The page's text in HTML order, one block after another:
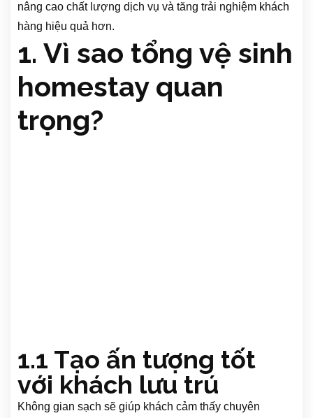
nâng cao chất lượng dịch vụ và tăng trải nghiệm khách
hàng hiệu quả hơn.
1. Vì sao tổng vệ sinh
homestay quan
trọng?
1.1 Tạo ấn tượng tốt
với khách lưu trú
Không gian sạch sẽ giúp khách cảm thấy chuyên